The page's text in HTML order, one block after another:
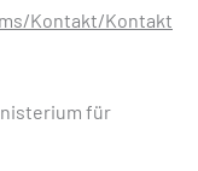
Kontakt/Kontakt
für